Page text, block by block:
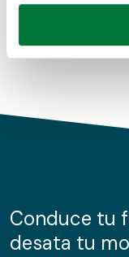
para buscar
Obtenga más
de cookies.
información sobre
nuestros partners
Conduce tu
desata tu